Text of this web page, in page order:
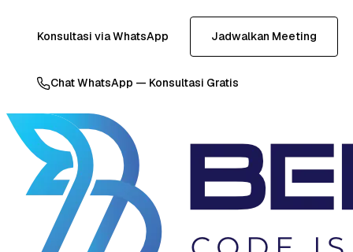
Konsultasi via WhatsApp Jadwalkan Meeting
Chat WhatsApp — Konsultasi Gratis